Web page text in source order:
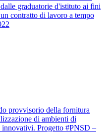
graduatorie d'istituto ai fini
contratto di lavoro a tempo
provvisorio della fornitura
di ambienti di
innovativi. Progetto #PNSD –